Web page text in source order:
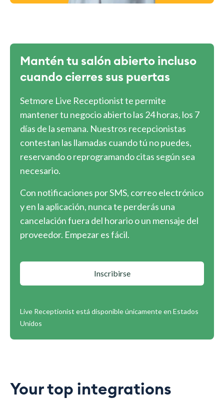
Mantén tu salón abierto incluso
cuando cierres sus puertas
Setmore Live Receptionist te permite
mantener tu negocio abierto las 24 horas, los 7
días de la semana. Nuestros recepcionistas
contestan las llamadas cuando tú no puedes,
reservando o reprogramando citas según sea
necesario.
Con notificaciones por SMS, correo electrónico
y en la aplicación, nunca te perderás una
cancelación fuera del horario o un mensaje del
proveedor. Empezar es fácil.
Inscribirse
Live Receptionist está disponible únicamente en Estados
Unidos
Your top integrations